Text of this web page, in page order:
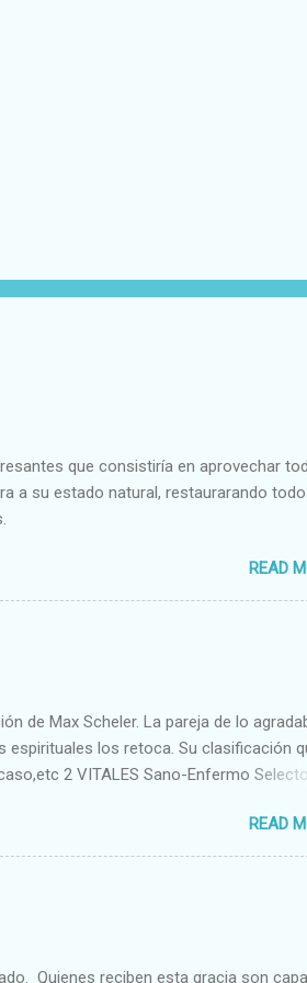
que consistiría en aprovechar
a su estado natural, restaurarando
READ
de Max Scheler. La pareja de lo
los retoca. Su clasificación
2 VITALES Sano-Enfermo
malo Bondadoso-malvado Justo-Injusto
Feo Gracioso-Tosco Elegante-
READ
Quienes reciben esta gracia son